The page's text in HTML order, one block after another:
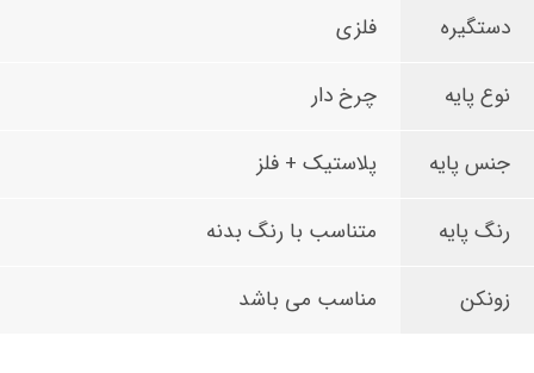
دستگیره فلزی
نوع پایه چرخ دار
جنس پایه پلاستیک + فلز
رنگ پایه متناسب با رنگ بدنه
زونکن مناسب می باشد